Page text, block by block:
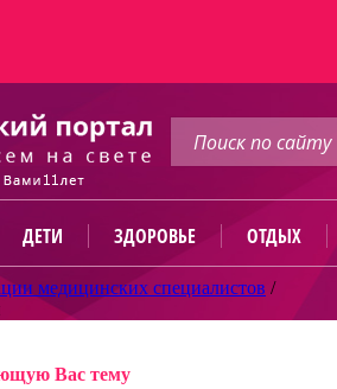
ДЕТИ ЗДОРОВЬЕ ОТДЫХ
медицинских специалистов /
Вас тему